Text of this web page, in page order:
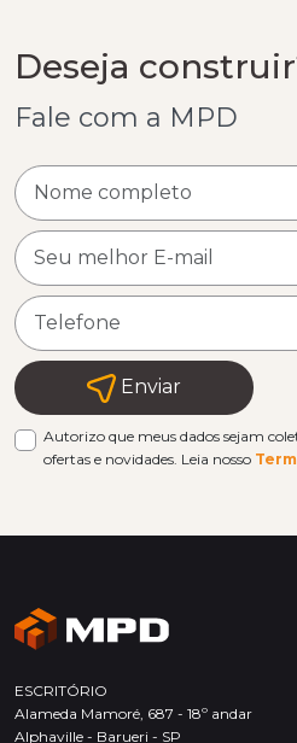
Deseja
Fale com a MPD
Enviar
Autorizo que meus dados sejam
ofertas e novidades. Leia nosso
ESCRITÓRIO
Alameda Mamoré, 687 - 18º andar
Alphaville - Barueri - SP